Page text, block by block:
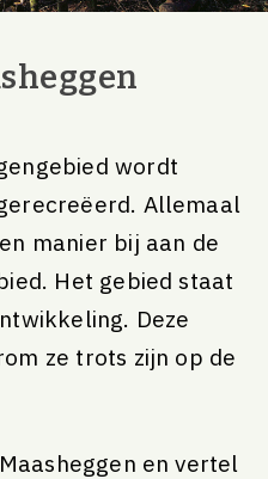
wordt
Allemaal
manier bij aan de
Het gebied staat
Deze
ze trots zijn op de
en vertel